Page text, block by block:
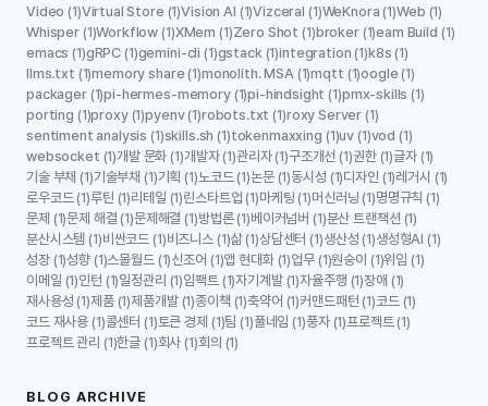
Video (1)Virtual Store (1)Vision AI (1)Vizceral (1)WeKnora (1)Web (1)
Whisper (1)Workflow (1)XMem (1)Zero Shot (1)broker (1)eam Build (1)
emacs (1)gRPC (1)gemini-cli (1)gstack (1)integration (1)k8s (1)
llms.txt (1)memory share (1)monolith. MSA (1)mqtt (1)oogle (1)
packager (1)pi-hermes-memory (1)pi-hindsight (1)pmx-skills (1)
porting (1)proxy (1)pyenv (1)robots.txt (1)roxy Server (1)
sentiment analysis (1)skills.sh (1)tokenmaxxing (1)uv (1)vod (1)
websocket (1)개발 문화 (1)개발자 (1)관리자 (1)구조개선 (1)권한 (1)글자 (1)
기술 부채 (1)기술부채 (1)기획 (1) 노코드 (1)논문 (1)동시성 (1)디자인 (1)레거시 (1)
로우코드 (1)루틴 (1)리테일 (1)린스타트업 (1)마케팅 (1)머신러닝 (1)명명규칙 (1)
문제 (1)문제 해결 (1)문제해결 (1)방법론 (1)베이커넘버 (1)분산 트랜잭션 (1)
분산시스템 (1)비싼코드 (1)비즈니스 (1)삶 (1)상담센터 (1)생산성 (1)생성형AI (1)
성장 (1)성향 (1)스몰월드 (1)신조어 (1)앱 현대화 (1)업무 (1)원숭이 (1)위임 (1)
이메일 (1)인턴 (1)일정관리 (1)임팩트 (1)자기계발 (1)자율주행 (1)장애 (1)
재사용성 (1)제품 (1)제품개발 (1)종이책 (1)축약어 (1)커맨드패턴 (1)코드 (1)
코드 재사용 (1)콜센터 (1) 토큰 경제 (1)팀 (1)풀네임 (1)풍자 (1)프로젝트 (1)
프로젝트 관리 (1)한글 (1)회사 (1)회의 (1)
BLOG ARCHIVE